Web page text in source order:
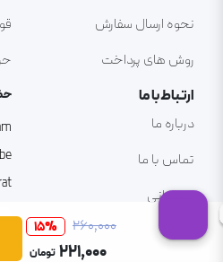
۲۶۰٬۰۰۰ 15%
۲۲۱٬۰۰۰ تومان
نحوه ارسال سفارش
روش های پرداخت
ارتباط با ما
درباره ما
تماس با ما
پشتیبانی